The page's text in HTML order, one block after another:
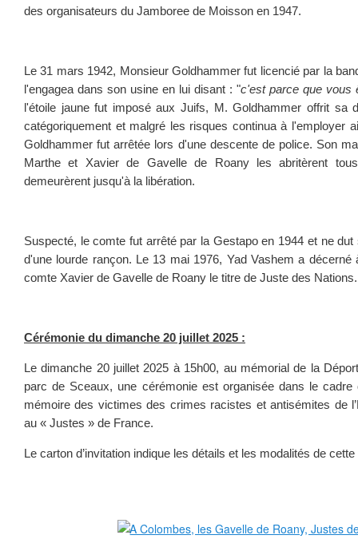
des organisateurs du Jamboree de Moisson en 1947.
Le 31 mars 1942, Monsieur Goldhammer fut licencié par la
l'engagea dans son usine en lui disant : "c'est parce que vous
l'étoile jaune fut imposé aux Juifs, M. Goldhammer offrit sa
catégoriquement et malgré les risques continua à l'employer
Goldhammer fut arrêtée lors d'une descente de police. Son
Marthe et Xavier de Gavelle de Roany les abritèrent
demeurèrent jusqu'à la libération.
Suspecté, le comte fut arrêté par la Gestapo en 1944 et ne
d'une lourde rançon. Le 13 mai 1976, Yad Vashem a
comte Xavier de Gavelle de Roany le titre de Juste des Nations.
Cérémonie du dimanche 20 juillet 2025 :
Le dimanche 20 juillet 2025 à 15h00, au mémorial de la
parc de Sceaux, une cérémonie est organisée dans le
mémoire des victimes des crimes racistes et antisémites de
au « Justes » de France.
Le carton d’invitation indique les détails et les modalités de